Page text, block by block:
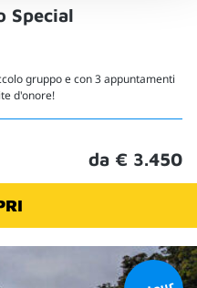
Special
gruppo e con 3 appuntamenti
d'onore!
da € 3.450